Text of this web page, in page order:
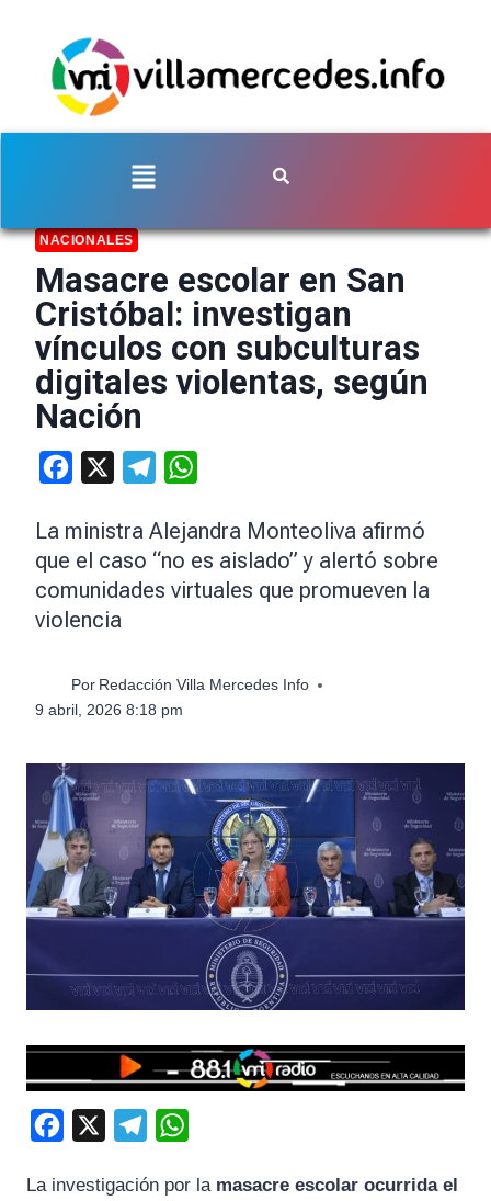
NACIONALES
Masacre escolar en San
Cristóbal: investigan
vínculos con subculturas
digitales violentas, según
Nación
Facebook Telegram
La ministra Alejandra Monteoliva afirmó
que el caso “no es aislado” y alertó sobre
comunidades virtuales que promueven la
violencia
Por Redacción Villa Mercedes Info
9 abril, 2026 8:18 pm
c
l
a
La investigación por la masacre escolar ocurrida el